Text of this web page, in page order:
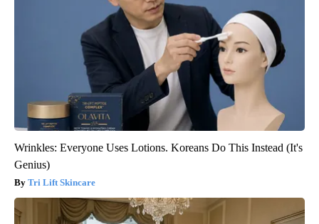
Wrinkles: Everyone Uses Lotions. Koreans Do This Instead (It's
Genius)
Tri Lift Skincare